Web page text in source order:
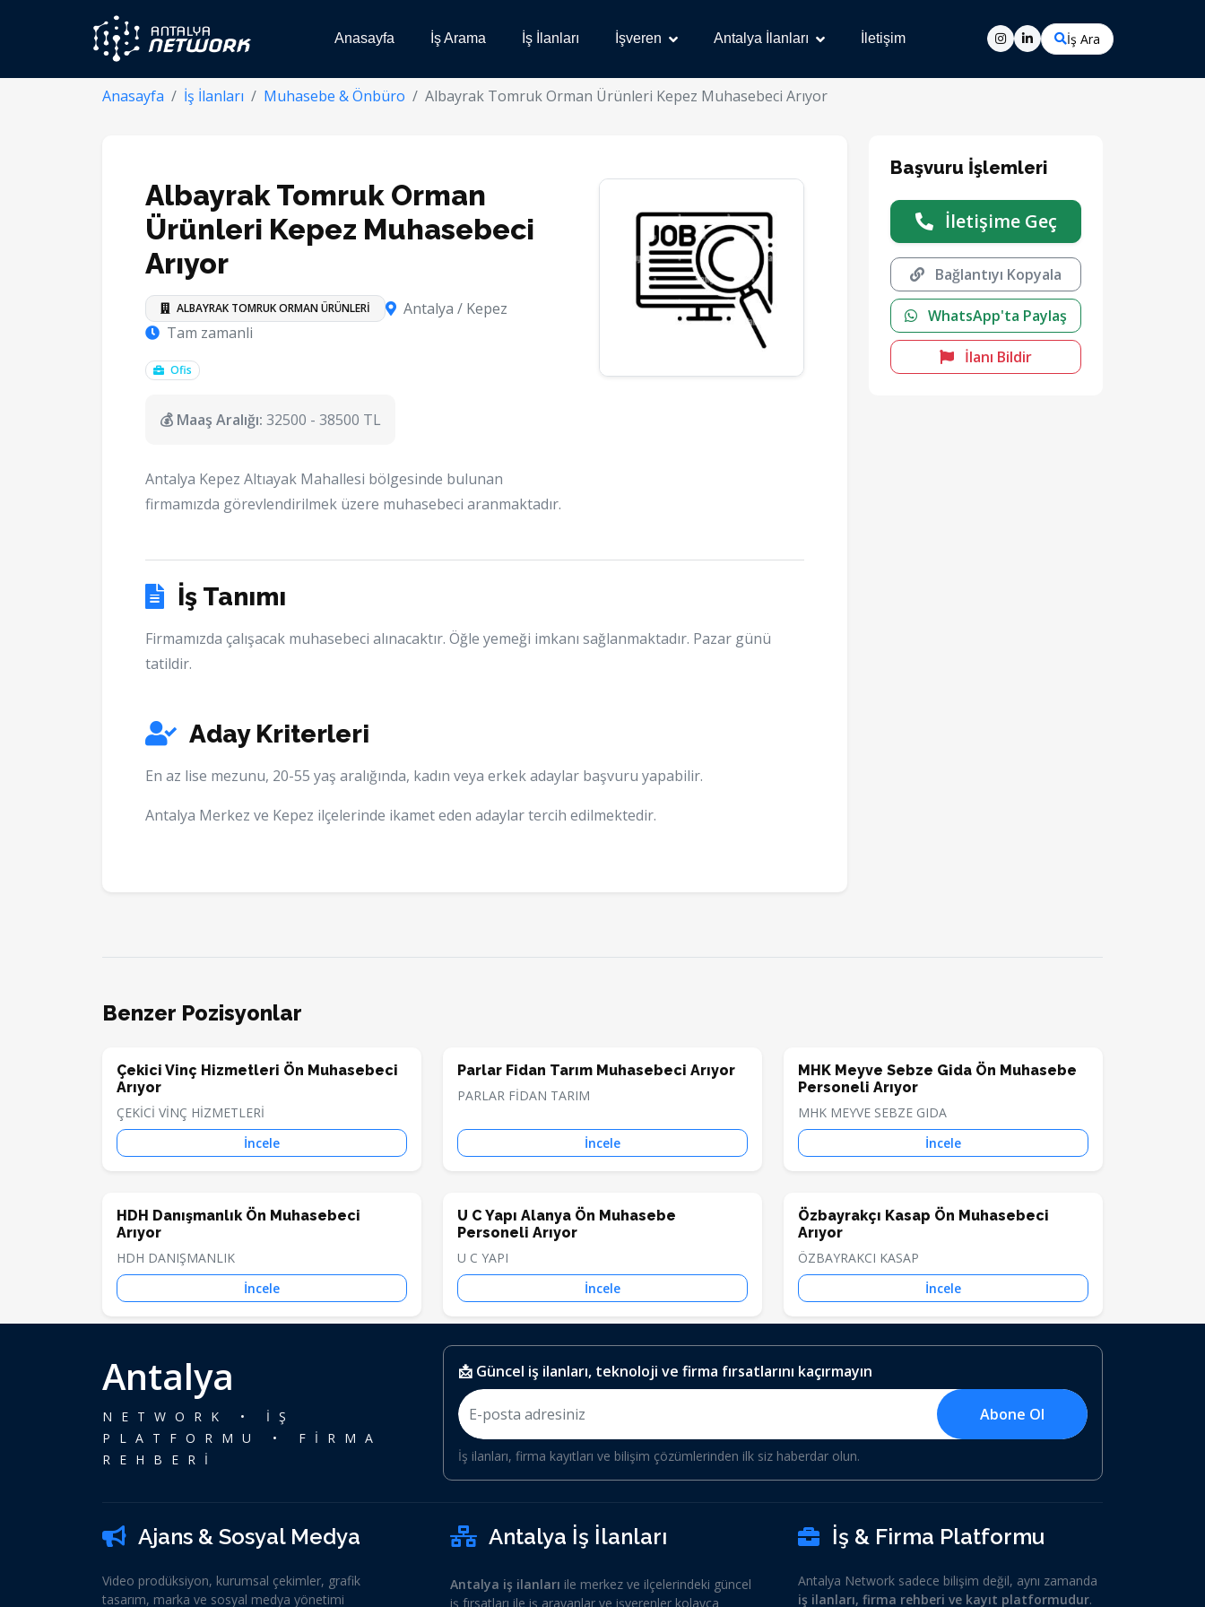
Anasayfa İş Arama İş İlanları İşveren Antalya İlanları İletişim İş Ara
Anasayfa İş İlanları Muhasebe & Önbüro Albayrak Tomruk Orman Ürünleri Kepez Muhasebeci Arıyor
Albayrak Tomruk Orman
Ürünleri Kepez Muhasebeci
Arıyor
ALBAYRAK TOMRUK ORMAN ÜRÜNLERİ
Antalya / Kepez
Tam zamanli
Ofis
💰 Maaş Aralığı: 32500 - 38500 TL
Antalya Kepez Altıayak Mahallesi bölgesinde bulunan
firmamızda görevlendirilmek üzere muhasebeci aranmaktadır.
İş Tanımı
Firmamızda çalışacak muhasebeci alınacaktır. Öğle yemeği imkanı sağlanmaktadır. Pazar günü
tatildir.
Aday Kriterleri
En az lise mezunu, 20-55 yaş aralığında, kadın veya erkek adaylar başvuru yapabilir.
Antalya Merkez ve Kepez ilçelerinde ikamet eden adaylar tercih edilmektedir.
Başvuru İşlemleri
İletişime Geç
Bağlantıyı Kopyala
WhatsApp'ta Paylaş
İlanı Bildir
Benzer Pozisyonlar
Çekici Vinç Hizmetleri Ön Muhasebeci
Arıyor
ÇEKİCİ VİNÇ HİZMETLERİ
İncele
Parlar Fidan Tarım Muhasebeci Arıyor
PARLAR FİDAN TARIM
İncele
MHK Meyve Sebze Gida Ön Muhasebe
Personeli Arıyor
MHK MEYVE SEBZE GIDA
İncele
HDH Danışmanlık Ön Muhasebeci
Arıyor
HDH DANIŞMANLIK
İncele
U C Yapı Alanya Ön Muhasebe
Personeli Arıyor
U C YAPI
İncele
Özbayrakçı Kasap Ön Muhasebeci
Arıyor
ÖZBAYRAKCI KASAP
İncele
Antalya
NETWORK • İŞ
PLATFORMU • FİRMA
REHBERİ
📩 Güncel iş ilanları, teknoloji ve firma fırsatlarını kaçırmayın
Abone Ol
İş ilanları, firma kayıtları ve bilişim çözümlerinden ilk siz haberdar olun.
Ajans & Sosyal Medya
Video prodüksiyon, kurumsal çekimler, grafik
tasarım, marka ve sosyal medya yönetimi
Antalya İş İlanları
Antalya iş ilanları ile merkez ve ilçelerindeki güncel
iş fırsatları ile iş arayanlar ve işverenler kolayca
İş & Firma Platformu
Antalya Network sadece bilişim değil, aynı zamanda
iş ilanları, firma rehberi ve kayıt platformudur.